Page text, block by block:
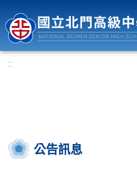
:::
公告訊息